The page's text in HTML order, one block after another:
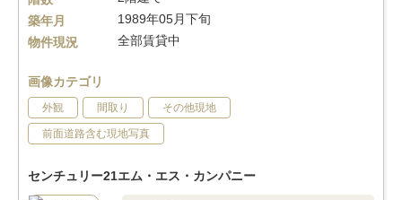
築年月
1989年05月下旬
物件現況
全部賃貸中
画像カテゴリ
外観 間取り その他現地
前面道路含む現地写真
センチュリー21エム・エス・カンパニー